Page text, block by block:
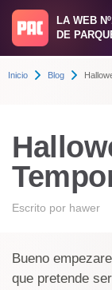
LA WEB
DE
Inicio Blog
Escrito por hawer
Bueno
que pretende